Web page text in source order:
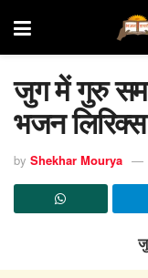
जुग में गुरु
भजन लिरिक्स
by Shekhar Mourya